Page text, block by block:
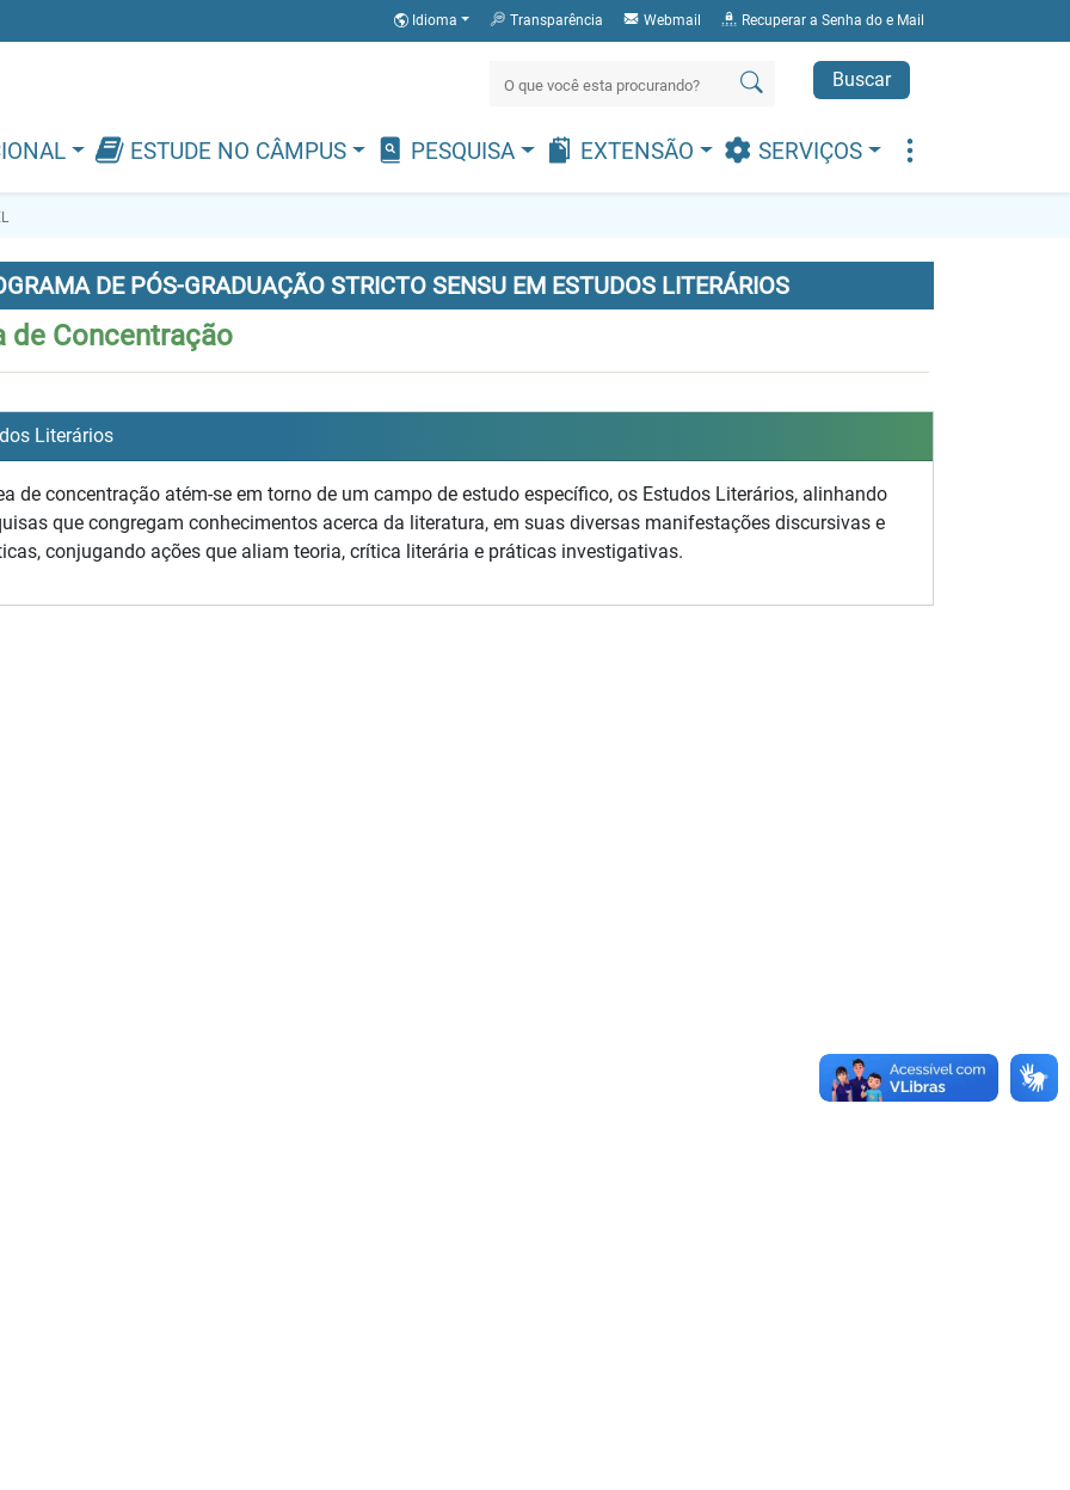
Idioma Transparência Webmail Recuperar a Senha do e Mail
Buscar
ESTUDE NO CÂMPUS PESQUISA EXTENSÃO SERVIÇOS
DE PÓS-GRADUAÇÃO STRICTO SENSU EM ESTUDOS LITERÁRIOS
de Concentração
Literários
de concentração atém-se em torno de um campo de estudo específico, os Estudos Literários, alinhando
que congregam conhecimentos acerca da literatura, em suas diversas manifestações discursivas e
conjugando ações que aliam teoria, crítica literária e práticas investigativas.